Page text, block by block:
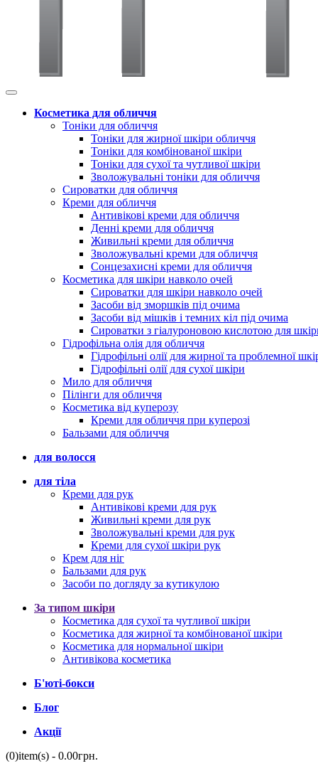
Косметика для обличчя
Тоніки для обличчя
Тоніки для жирної шкіри обличчя
Тоніки для комбінованої шкіри
Тоніки для сухої та чутливої шкіри
Зволожувальні тоніки для обличчя
Сироватки для обличчя
Креми для обличчя
Антивікові креми для обличчя
Денні креми для обличчя
Живильні креми для обличчя
Зволожувальні креми для обличчя
Сонцезахисні креми для обличчя
Косметика для шкіри навколо очей
Сироватки для шкіри навколо очей
Засоби від зморшків під очима
Засоби від мішків і темних кіл під очима
Сироватки з гіалуроновою кислотою для
Гідрофільна олія для обличчя
Гідрофільні олії для жирної та проблемної
Гідрофільні олії для сухої шкіри
Мило для обличчя
Пілінги для обличчя
Косметика від куперозу
Креми для обличчя при куперозі
Бальзами для обличчя
для волосся
для тіла
Креми для рук
Антивікові креми для рук
Живильні креми для рук
Зволожувальні креми для рук
Креми для сухої шкіри рук
Крем для ніг
Бальзами для рук
Засоби по догляду за кутикулою
За типом шкіри
Косметика для сухої та чутливої ​​шкіри
Косметика для жирної та комбінованої шкіри
Косметика для нормальної шкіри
Антивікова косметика
Б'юті-бокси
Блог
Акції
(0)item(s) - 0.00грн.